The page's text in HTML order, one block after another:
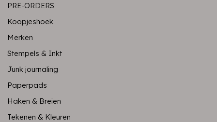
PRE-ORDERS
Koopjeshoek
Merken
Stempels & Inkt
Junk journaling
Paperpads
Haken & Breien
Tekenen & Kleuren